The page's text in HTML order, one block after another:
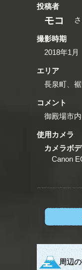
投稿者
モコ
撮影時期
2018年1月
エリア
長泉町、
コメント
御殿場市
使用カメラ
カメラボ
Canon
周辺